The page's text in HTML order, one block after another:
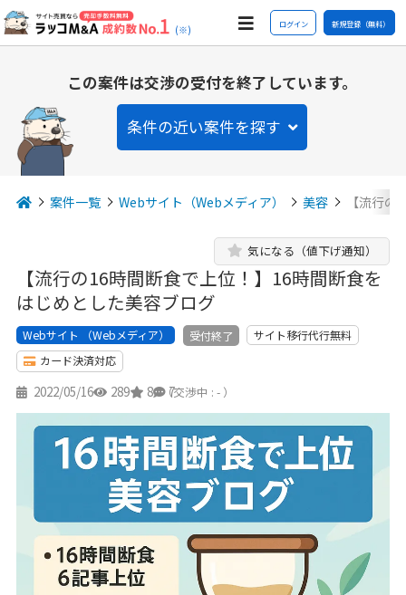
(※) ログイン 新規登録（無料）
この案件は交渉の受付を終了しています。
条件の近い案件を探す
案件一覧 Webサイト（Webメディア） 美容 【流行
【流行の16時間断食で上位！】16時間断食を
はじめとした美容ブログ
気になる（値下げ通知）
Webサイト （Webメディア） 受付終了
サイト移行代行無料
カード決済対応
2022/05/16 289 8 7
（交渉中 : - ）